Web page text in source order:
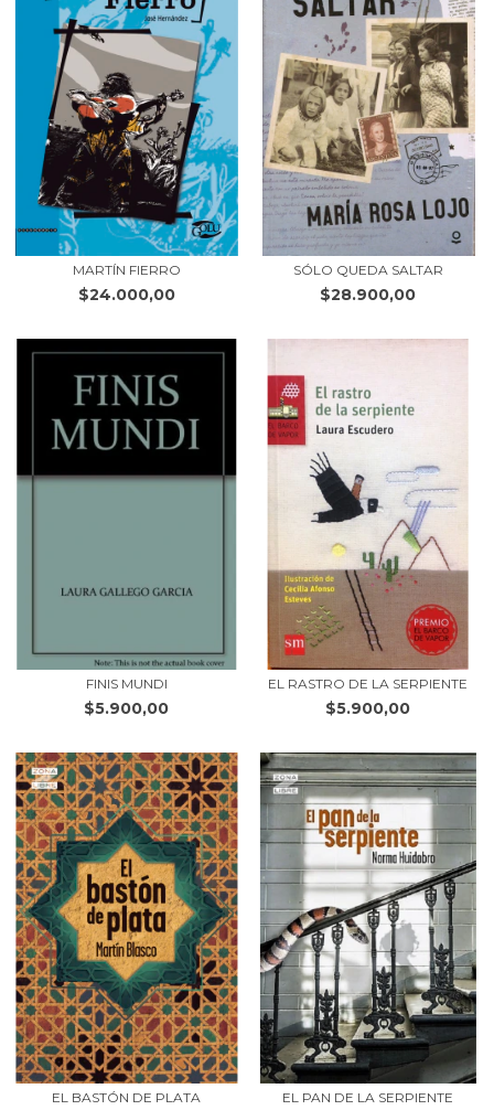
MARTÍN FIERRO
$24.000,00
SÓLO QUEDA SALTAR
$28.900,00
FINIS MUNDI
$5.900,00
EL RASTRO DE LA SERPIENTE
$5.900,00
EL BASTÓN DE PLATA EL PAN DE LA SERPIENTE